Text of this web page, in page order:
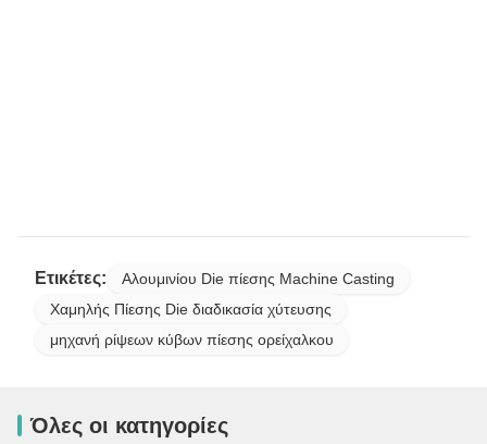
Ετικέτες:
Αλουμινίου Die πίεσης Machine Casting
Χαμηλής Πίεσης Die διαδικασία χύτευσης
μηχανή ρίψεων κύβων πίεσης ορείχαλκου
Όλες οι κατηγορίες